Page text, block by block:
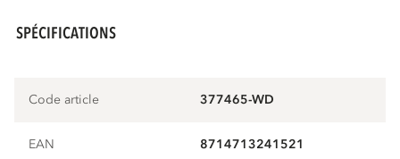
SPÉCIFICATIONS
Code article 377465-WD
EAN 8714713241521